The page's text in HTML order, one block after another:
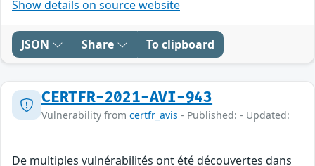
Show details on source website
JSON Share To clipboard
CERTFR-2021-AVI-943
Vulnerability from certfr_avis - Published: - Updated:
De multiples vulnérabilités ont été découvertes dans